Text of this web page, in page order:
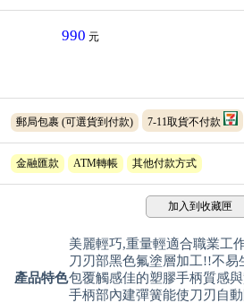
990 元
郵局包裹 (可選貨到付款) 7-11取貨不付款
金融匯款 ATM轉帳 其他付款方式
加入到收藏匣
產品特色
美麗輕巧,重量輕適合職業工
刀刃部黑色氟塗層加工!!不易
包覆觸感佳的塑膠手柄質感
手柄部內建彈簧能使刀刃自